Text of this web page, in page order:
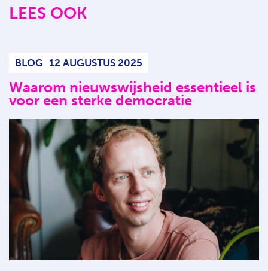
LEES OOK
BLOG 12 AUGUSTUS 2025
Waarom nieuwswijsheid essentieel is
voor een sterke democratie